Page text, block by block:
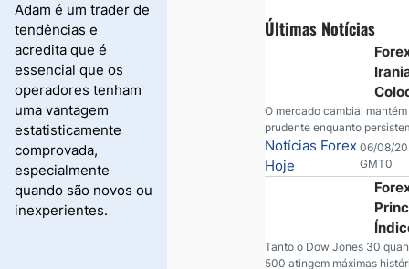
Adam é um trader de
tendências e
acredita que é
essencial que os
operadores tenham
uma vantagem
estatisticamente
comprovada,
especialmente
quando são novos ou
inexperientes.
Últimas Notícias
em
o
O mercado cambial
prudente enquanto
dúvidas sobre o Oriente
petróleo segue
ganha força e os
aguardam novos
econômicos dos Estados
Notícias Forex
Hoje
06/08/
GMT0
EUA
Tanto o Dow Jones 30
500 atingem máximas